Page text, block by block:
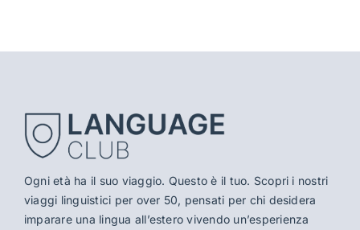
Ogni età ha il suo viaggio. Questo è il tuo. Scopri i nostri
viaggi linguistici per over 50, pensati per chi desidera
imparare una lingua all’estero vivendo un’esperienza